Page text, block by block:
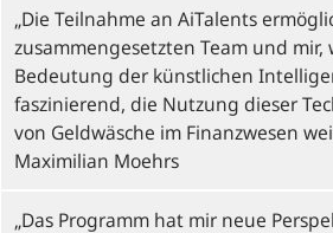
„Die Teilnahme an AiTalents
zusammengesetzten Team und
Bedeutung der künstlichen
faszinierend, die Nutzung dieser
von Geldwäsche im Finanzwesen
Maximilian Moehrs
„Das Programm hat mir neue